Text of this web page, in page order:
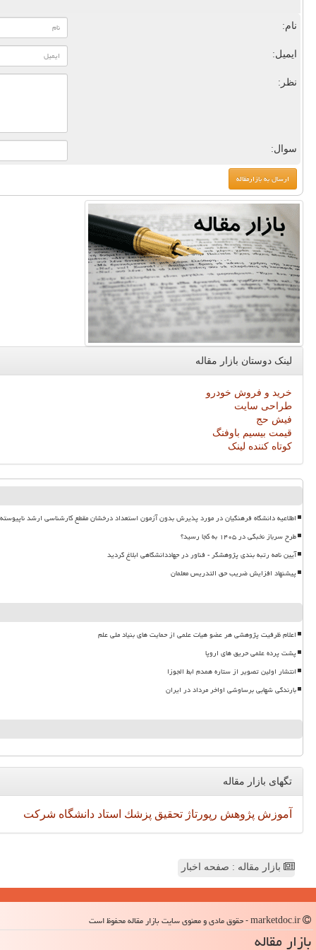
نام:
ایمیل:
نظر:
سوال:
لینک دوستان بازار مقاله
خرید و فروش خودرو
طراحی سایت
فیش حج
قیمت بیسیم باوفنگ
کوتاه کننده لینک
اطلاعیه دانشگاه فرهنگیان در مورد پذیرش بدون آزمون استعداد درخشان مقطع کارشناسی ارشد ناپیوسته ۱۴۰۵
طرح سرباز نخبگی در ۱۴۰۵ به کجا رسید؟
آیین نامه رتبه بندی پژوهشگر - فناور در جهاددانشگاهی ابلاغ گردید
پیشنهاد افزایش ضریب حق التدریس معلمان
اعلام ظرفیت پژوهشی هر عضو هیات علمی از حمایت های بنیاد ملی علم
پشت پرده علمی حریق های اروپا
انتشار اولین تصویر از ستاره همدم ابط الجوزا
بارندگی شهابی برساوشی اواخر مرداد در ایران
تگهای بازار مقاله
آموزش پژوهش رپورتاژ تحقیق پزشك استاد دانشگاه شركت
بازار مقاله : صفحه اخبار
بازار مقاله